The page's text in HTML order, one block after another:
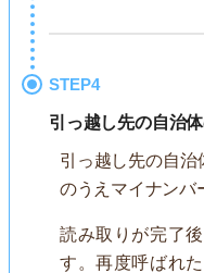
STEP4
引っ越し先の自治
引っ越し先の自治
のうえマイナンバ
読み取りが完了
す。再度呼ばれ